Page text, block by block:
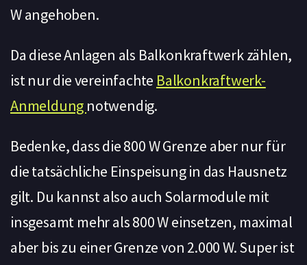
W angehoben.
Da diese Anlagen als Balkonkraftwerk zählen,
ist nur die vereinfachte Balkonkraftwerk-
Anmeldung notwendig.
Bedenke, dass die 800 W Grenze aber nur für
die tatsächliche Einspeisung in das Hausnetz
gilt. Du kannst also auch Solarmodule mit
insgesamt mehr als 800 W einsetzen, maximal
aber bis zu einer Grenze von 2.000 W. Super ist